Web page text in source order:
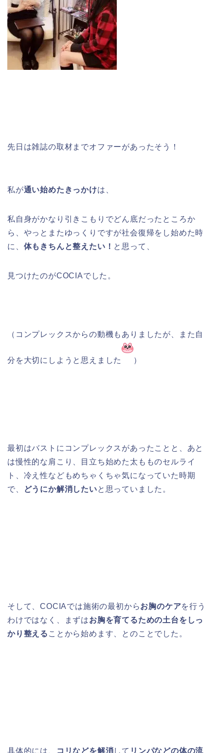
先日は雑誌の取材までオファーがあったそう！
私が通い始めたきっかけは、
私自身がかなり引きこもりでどん底だったところか
ら、やっとまたゆっくりですが社会復帰をし始めた時
に、 体もきちんと整えたい！ と思って、
見つけたのがCOCIAでした。
（コンプレックスからの動機もありましたが、また自
分を大切にしようと思えました ）
最初はバストにコンプレックスがあったことと、あと
は慢性的な肩こり、目立ち始めた太もものセルライ
ト、冷え性などもめちゃくちゃ気になっていた時期
で、
どうにか解消したいと思っていました。
そして、COCIAでは施術の最初からお胸のケアを行う
わけではなく、まずはお胸を育てるための土台をしっ
かり整える ことから始めます、とのことでした。
具体的には、 コリなどを解消して リンパなどの体の流